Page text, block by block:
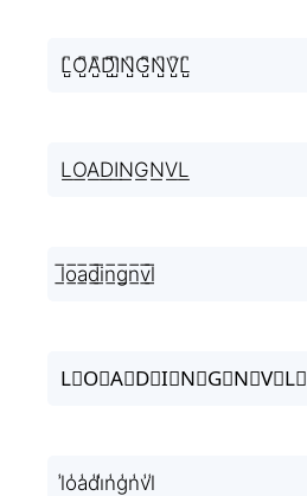
L̺͆O̺͆A̺͆D̺͆I̺͆N̺͆G̺͆N̺͆V̺͆L̺͆
L͟O͟A͟D͟I͟N͟G͟N͟V͟L͟
l̲̅o̲̅a̲̅d̲̅i̲̅n̲̅g̲̅n̲̅v̲̅l̲̅
L⃣O⃣A⃣D⃣I⃣N⃣G⃣N⃣V⃣L⃣
l̾o̾a̾d̾i̾n̾g̾n̾v̾l̾